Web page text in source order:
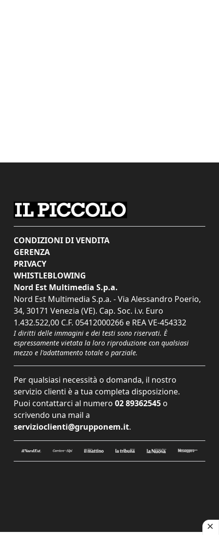
CONDIZIONI DI VENDITA
GERENZA
PRIVACY
WHISTLEBLOWING
Nord Est Multimedia S.p.a.
Nord Est Multimedia S.p.a. - Via Alessandro Poerio,
34, 30171 Venezia (VE). Cap. Soc. i.v. Euro
1.432.522,00 C.F. 05412000266 e REA VE-454332
I diritti delle immagini e dei testi sono riservati. È
espressamente vietata la loro riproduzione con qualsiasi
mezzo e l'adattamento totale o parziale.
Per qualsiasi necessità o domanda, il nostro
servizio clienti è a tua completa disposizione.
Puoi contattarci al numero 02 89362545 o
scrivendo una mail a
servizioclienti@grupponem.it.